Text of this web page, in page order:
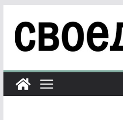
содержимому